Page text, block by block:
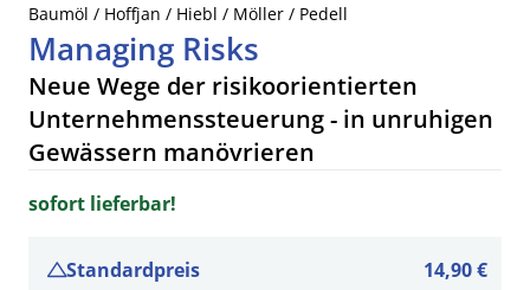
Baumöl / Hoffjan / Hiebl / Möller / Pedell
Managing Risks
Neue Wege der risikoorientierten
Unternehmenssteuerung - in unruhigen
Gewässern manövrieren
sofort lieferbar!
Standardpreis 14,90 €